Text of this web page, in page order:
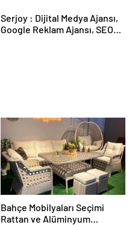
Serjoy : Dijital Medya Ajansı,
Google Reklam Ajansı, SEO
Bahçe Mobilyaları Seçimi
Rattan ve Alüminyum